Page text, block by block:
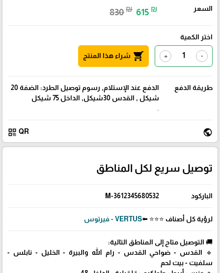
السعر 830₪ 615 ₪
اختر الكمية
-
+
shopping_cart شراء هذا المنتج
طريقة الدفع
الدفع عند الإستلام, رسوم توصيل الطرد: الضفة 20
شيكل , القدس 30شيكل, الداخل 75 شيكل
.
public
QR
qr_code
توصيل سريع لكل المناطق
الباركود 3612345680532-M
لرؤية كل أصناف ⭐⭐⭐ ⬅️VERTUS - فيرتوس
🚚 التوصيل متاح إلى المناطق التالية:
🔹 القدس - ضواحي القدس - رام الله والبيرة - الخليل - نابلس -
سلفيت - بيت لحم